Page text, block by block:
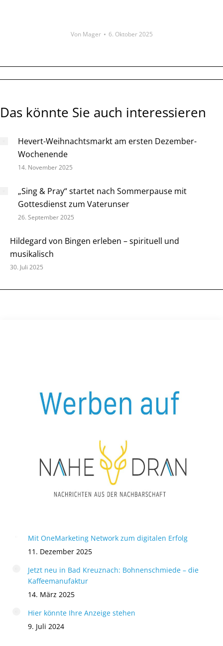
Von Mager 6. Oktober 2025
Das könnte Sie auch interessieren
Hevert-Weihnachtsmarkt am ersten Dezember-
Wochenende
14. November 2025
„Sing & Pray“ startet nach Sommerpause mit
Gottesdienst zum Vaterunser
26. September 2025
Hildegard von Bingen erleben – spirituell und
musikalisch
30. Juli 2025
Mit OneMarketing Network zum digitalen Erfolg
11. Dezember 2025
Jetzt neu in Bad Kreuznach: Bohnenschmiede – die
Kaffeemanufaktur
14. März 2025
Hier könnte Ihre Anzeige stehen
9. Juli 2024